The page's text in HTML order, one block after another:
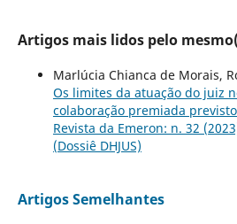
Artigos mais lidos pelo
Marlúcia Chianca de Morais,
Os limites da atuação do juiz
colaboração premiada
Revista da Emeron: n. 32
(Dossiê DHJUS)
Artigos Semelhantes